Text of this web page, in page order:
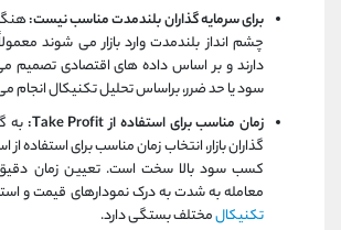
برای سرمایه گذاران بلندمدت مناسب نیست:
چشم انداز بلندمدت وارد بازار می شوند
دارند و بر اساس داده های اقتصادی تصمیم
سود یا حد ضرر، براساس تحلیل تکنیکال انجام
زمان مناسب برای استفاده از Take Profit:
به
کسب سود بالا سخت است. تعیین زمان
معامله به شدت به درک نمودارهای قیمت و
تکنیکالمختلف بستگی دارد.